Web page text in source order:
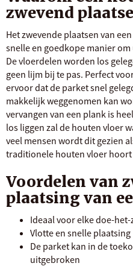
zwevend
Het zwevende plaatsen van
snelle en goedkope manier om
De vloerdelen worden los
geen lijm bij te pas. Perfect
ervoor dat de parket snel
makkelijk weggenomen kan
vervangen van een plank is
los liggen zal de houten vloer
veel mensen wordt dit gezien
traditionele houten vloer hoort
Voordelen van
plaatsing van
Ideaal voor elke doe-het-
Vlotte en snelle plaatsing
De parket kan in de
uitgebroken